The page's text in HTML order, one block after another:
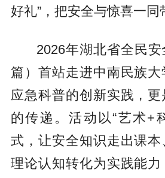
好礼”，把安全与惊喜一同
2026年湖北省全民
篇）首站走进中南民族
应急科普的创新实践，
的传递。活动以“艺术+
式，让安全知识走出课
理论认知转化为实践能